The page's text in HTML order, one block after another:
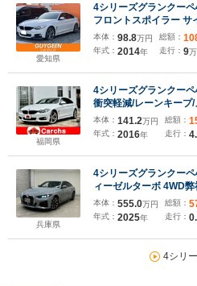
愛知県
4シリーズグランクー
フロントスポイラー サ
ックカメラ ブラックキ
アルピン・ホワイトIII
本体： 98.8万円
年式： 2014年
総額：
走行： 9
福岡県
4シリーズグランクー
衝突軽減/レーンキープ
ナビ/バックカメラ/
ホイール/
本体： 141.2万円
年式： 2016年
総額：
走行：
兵庫県
4シリーズグランクー
ィーゼルターボ 4WD
ンスピーカー フルセ
ントロール ヘッドア
ラ 電動リアゲート
イト シートヒーター
本体： 555.0万円
年式： 2025年
総額：
走行：
4シリ